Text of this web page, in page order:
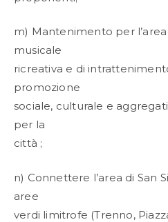
m) Mantenimento per
musicale
ricreativa e di
promozione
sociale, culturale e
per la
città ;
n) Connettere l’area di San
aree
verdi limitrofe (Trenno,